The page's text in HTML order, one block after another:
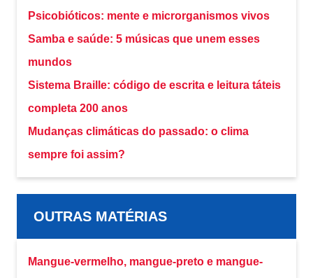
Psicobióticos: mente e microrganismos vivos
Samba e saúde: 5 músicas que unem esses
mundos
Sistema Braille: código de escrita e leitura táteis
completa 200 anos
Mudanças climáticas do passado: o clima
sempre foi assim?
OUTRAS MATÉRIAS
Mangue-vermelho, mangue-preto e mangue-